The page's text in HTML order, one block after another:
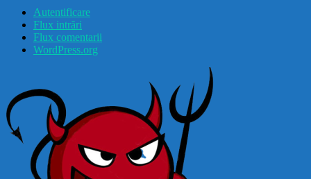
Autentificare
Flux intrări
Flux comentarii
WordPress.org